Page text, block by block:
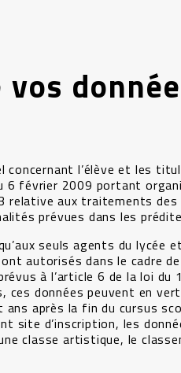
concernant l’élève et les
6 février 2009 portant
relative aux traitements des
prévues dans les
seuls agents du lycée
autorisés dans le cadre
à l’article 6 de la loi
ces données peuvent en
après la fin du cursus
site d’inscription, les
classe artistique, le